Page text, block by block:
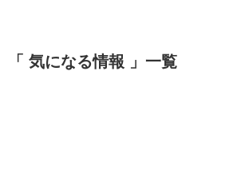
「 気になる情報 」一覧